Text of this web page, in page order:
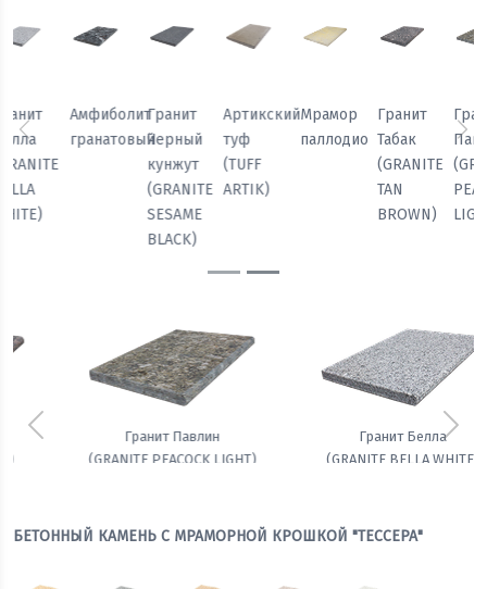
Мрамор
паллодио
Гранит
Табак
(GRANITE
BROWN)
Гранит
Павлин
(GRANITE
PEACOCK
LIGHT)
Гранит
(GRANITE
BELLA
Амфиболит
гранатовый
Гранит
Черный
кунжут
(GRANITE
SESAME
Предыдущий
Гранит Белла
(GRANITE BELLA WHITE)
Амфиболит гранатовый
Предыдущий
БЕТОННЫЙ КАМЕНЬ С МРАМОРНОЙ КРОШКОЙ "ТЕССЕРА"